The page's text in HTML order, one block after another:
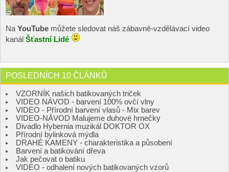
Na YouTube můžete sledovat náš zábavně-vzdělávací video
kanál Šťastní Lidé
POSLEDNÍCH 10 ČLÁNKŮ
VZORNÍK našich batikovaných triček
VIDEO NÁVOD - barvení 100% ovčí vlny
VIDEO - Přírodní barvení vlasů - Mix barev
VIDEO-NÁVOD Malujeme duhové hrnečky
Divadlo Hybernia muzikál DOKTOR OX
Přírodní bylinková mýdla
DRAHÉ KAMENY - charakteristika a působení
Barvení a batikování dřeva
Jak pečovat o batiku
VIDEO - odhalení nových batikovaných vzorů